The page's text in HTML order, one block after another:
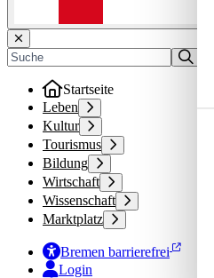
Startseite
Leben
Kultur
Tourismus
Bildung
Wirtschaft
Wissenschaft
Marktplatz
Bremen barrierefrei
Login